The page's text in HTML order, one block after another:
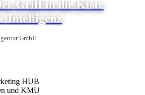
Griff in die Kiste
Intelligenz
GmbH
HUB
und KMU